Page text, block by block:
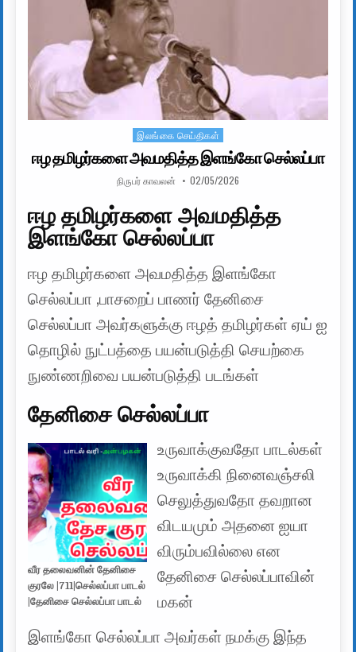
Posted in
இலங்கை செய்திகள்
ஈழ தமிழர்களை அவமதித்த இளங்கோ செல்லப்பா
AUTHOR:
நிருபர் காவலன் PUBLISHED DATE:
02/05/2026
ஈழ தமிழர்களை அவமதித்த
இளங்கோ செல்லப்பா
ஈழ தமிழர்களை அவமதித்த இளங்கோ
செல்லப்பா ,பாசறைப் பாணர் தேனிசை
செல்லப்பா அவர்களுக்கு ஈழத் தமிழர்கள் ஏய் ஐ
தொழில் நுட்பத்தை பயன்படுத்தி செயற்கை
நுண்ணறிவை பயன்படுத்தி படங்கள்
தேனிசை செல்லப்பா
வீர தலைவனின் தேனிசை
குரலே |711|செல்லப்பா பாடல்
|தேனிசை செல்லப்பா பாடல்
உருவாக்குவதோ பாடல்கள்
உருவாக்கி நினைவஞ்சலி
செலுத்துவதோ தவறான
விடயமும் அதனை ஐயா
விரும்பவில்லை என
தேனிசை செல்லப்பாவின்
மகன்
இளங்கோ செல்லப்பா அவர்கள் நமக்கு இந்த